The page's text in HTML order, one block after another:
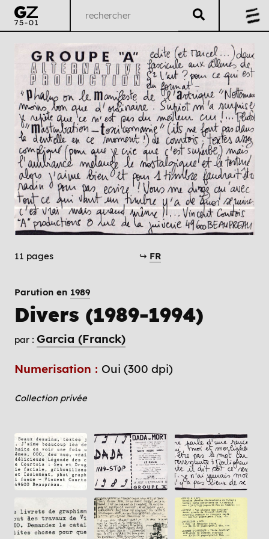
11 pages ↪ FR
Parution en 1989
Divers (1989-1994)
par : Garcia (Franck)
Numerisation : Oui (300 dpi)
Collection privée